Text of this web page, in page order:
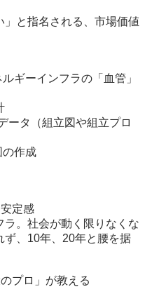
と指名される、市場価値
ギーインフラの「血管」
ータ（組立図や組立プロ
の作成
定感
。社会が動く限りなくな
ず、10年、20年と腰を据
プロ」が教える